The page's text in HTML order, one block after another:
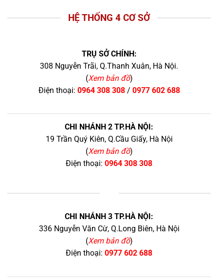
HỆ THỐNG 4 CƠ SỞ
TRỤ SỞ CHÍNH:
308 Nguyễn Trãi, Q.Thanh Xuân, Hà Nội.
(Xem bản đồ)
Điện thoại: 0964 308 308/ 0977 602 688
CHI NHÁNH 2 TP.HÀ NỘI:
19 Trần Quý Kiên, Q.Cầu Giấy, Hà Nội
(Xem bản đồ)
Điện thoại: 0964 308 308
CHI NHÁNH 3 TP.HÀ NỘI:
336 Nguyễn Văn Cừ, Q.Long Biên, Hà Nội
(Xem bản đồ)
Điện thoại: 0977 602 688